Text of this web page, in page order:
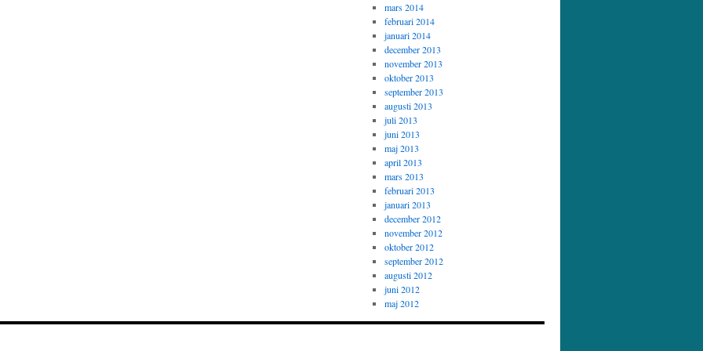
mars 2014
februari 2014
januari 2014
december 2013
november 2013
oktober 2013
september 2013
augusti 2013
juli 2013
juni 2013
maj 2013
april 2013
mars 2013
februari 2013
januari 2013
december 2012
november 2012
oktober 2012
september 2012
augusti 2012
juni 2012
maj 2012